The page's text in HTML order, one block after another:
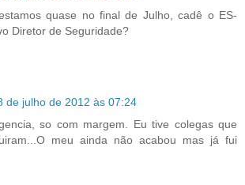
quase no final de Julho, cadê o ES-
Diretor de Seguridade?
de julho de 2012 às 07:24
so com margem. Eu tive colegas que
meu ainda não acabou mas já fui